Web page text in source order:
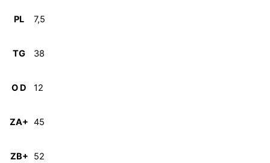
PL 7,5
TG 38
O D 12
ZA+ 45
ZB+ 52